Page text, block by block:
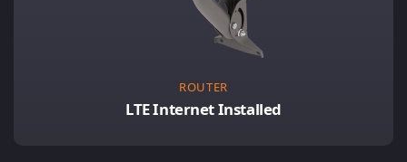
ROUTER
LTE Internet Installed